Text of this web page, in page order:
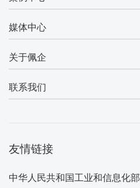
媒体中心
关于佩企
联系我们
友情链接
中华人民共和国工业和信息化部